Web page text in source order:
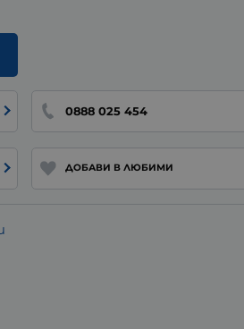
0888 025 454
ДОБАВИ В ЛЮБИМИ